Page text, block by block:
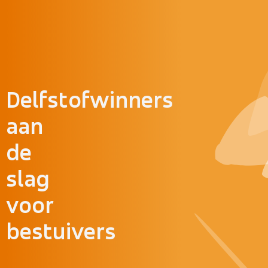
Delfstofwinners
aan
de
slag
voor
bestuivers